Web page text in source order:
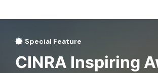
Special Feature
CINRA Inspiring